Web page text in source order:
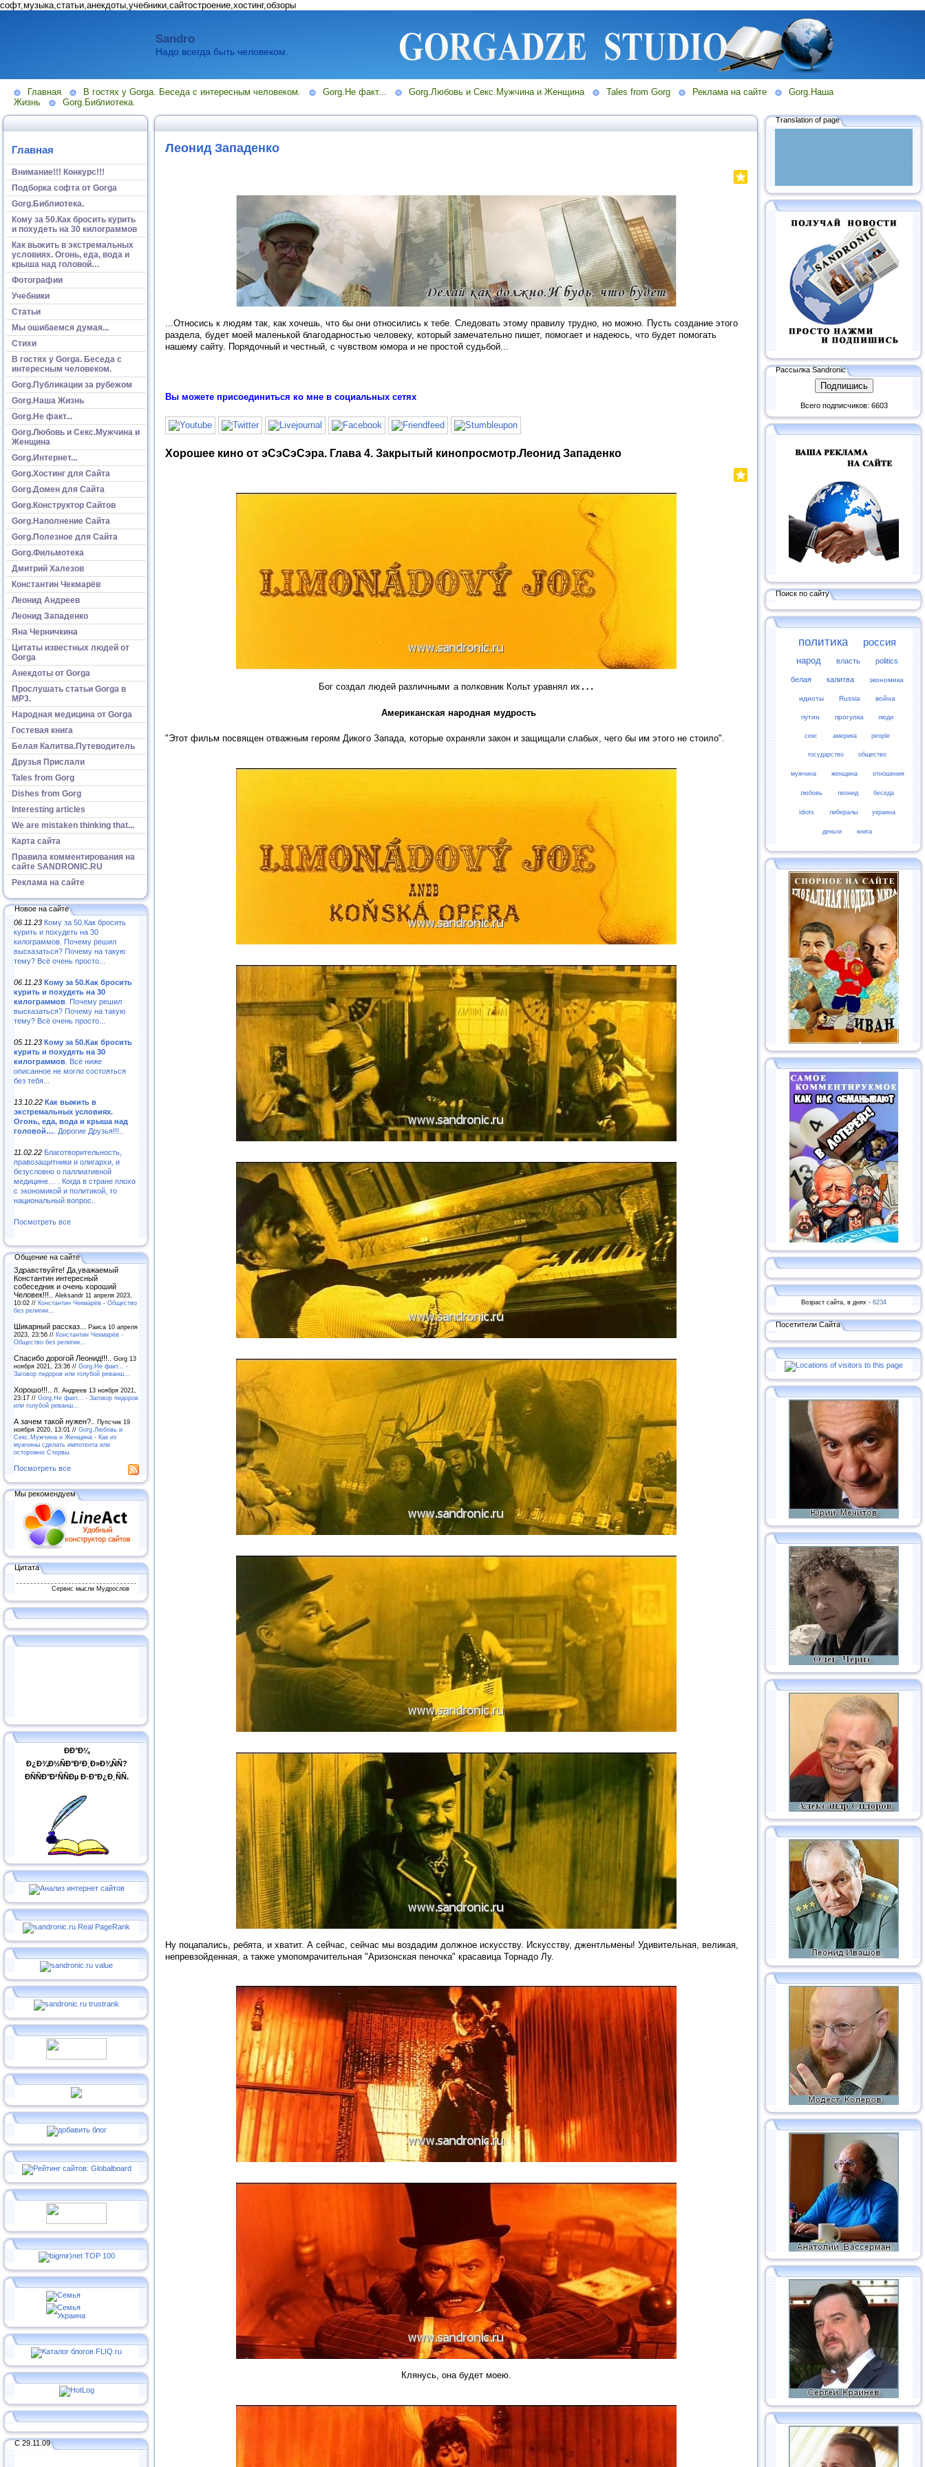
софт,музыка,статьи,анекдоты,учебники,сайтостроение,хостинг,обзоры
Sandro
Надо всегда быть человеком.
Главная В гостях у Gorga. Беседа с интересным человеком. Gorg.Не факт... Gorg.Любовь и Секс.Мужчина и Женщина Tales from Gorg Реклама на сайте
Gorg.Наша
Жизнь
Gorg.Библиотека.
Главная
Внимание!!! Конкурс!!!
Подборка софта от Gorga
Gorg.Библиотека.
Кому за 50.Как бросить курить
и похудеть на 30 килограммов
Как выжить в экстремальных
условиях. Огонь, еда, вода и
крыша над головой…
Фотографии
Учебники
Статьи
Мы ошибаемся думая...
Стихи
В гостях у Gorga. Беседа с
интересным человеком.
Gorg.Публикации за рубежом
Gorg.Наша Жизнь
Gorg.Не факт...
Gorg.Любовь и Секс.Мужчина и
Женщина
Gorg.Интернет...
Gorg.Хостинг для Сайта
Gorg.Домен для Сайта
Gorg.Конструктор Сайтов
Gorg.Наполнение Сайта
Gorg.Полезное для Сайта
Gorg.Фильмотека
Дмитрий Халезов
Константин Чекмарёв
Леонид Андреев
Леонид Западенко
Яна Черничкина
Цитаты известных людей от
Gorga
Анекдоты от Gorga
Прослушать статьи Gorga в
МР3.
Народная медицина от Gorga
Гостевая книга
Белая Калитва.Путеводитель
Друзья Прислали
Tales from Gorg
Dishes from Gorg
Interesting articles
We are mistaken thinking that...
Карта сайта
Правила комментирования на
сайте SANDRONIC.RU
Реклама на сайте
Новое на сайте
06.11.23 Кому за 50.Как бросить
курить и похудеть на 30
килограммов. Почему решил
высказаться? Почему на такую
тему? Всё очень просто...
06.11.23 Кому за 50.Как бросить
курить и похудеть на 30
килограммов . Почему решил
высказаться? Почему на такую
тему? Всё очень просто...
05.11.23 Кому за 50.Как бросить
курить и похудеть на 30
килограммов . Всё ниже
описанное не могло состояться
без тебя...
13.10.22 Как выжить в
экстремальных условиях.
Огонь, еда, вода и крыша над
головой… . Дорогие Друзья!!!..
11.02.22 Благотворительность,
правозащитники и олигархи, и
безусловно о паллиативной
медицине… . Когда в стране плохо
с экономикой и политикой, то
национальный вопрос..
Посмотреть все
Общение на сайте
Здравствуйте! Да,уважаемый
Константин интересный
собеседник и очень хороший
Человек!!!.. Aleksandr 11 апреля 2023,
10:02 // Константин Чекмарёв - Общество
без религии...
Шикарный рассказ... Раиса 10 апреля
2023, 23:56 // Константин Чекмарёв -
Общество без религии...
Спасибо дорогой Леонид!!!.. Gorg 13
ноября 2021, 23:36 // Gorg.Не факт... -
Заговор пидоров или голубой реванш…
Хорошо!!!..
Л. Андреев 13 ноября 2021,
23:17 // Gorg.Не факт... - Заговор пидоров
или голубой реванш…
А зачем такой нужен?.. Пупсчик 19
ноября 2020, 13:01 // Gorg.Любовь и
Секс.Мужчина и Женщина - Как из
мужчины сделать импотента или
осторожно Стервы.
Посмотреть все
Мы рекомендуем
Цитата
Сервис мысли Мудрослов
ÐÐ°Ð¼
Ð¿Ð¾Ð½ÑÐ°Ð²Ð¸Ð»Ð¾ÑÑ?
ÐÑÑÐ°Ð²ÑÑÐµ Ð·Ð°Ð¿Ð¸ÑÑ.
С 29.11.09
Леонид Западенко
...Относись к людям так, как хочешь, что бы они относились к тебе. Следовать этому правилу трудно, но можно. Пусть создание этого
раздела, будет моей маленькой благодарностью человеку, который замечательно пишет, помогает и надеюсь, что будет помогать
нашему сайту. Порядочный и честный, с чувством юмора и не простой судьбой...
Вы можете присоединиться ко мне в социальных сетях
Хорошее кино от эСэСэСэра. Глава 4. Закрытый кинопросмотр.Леонид Западенко
Бог создал людей различными а полковник Кольт уравнял их …
Американская народная мудрость
"Этот фильм посвящен отважным героям Дикого Запада, которые охраняли закон и защищали слабых, чего бы им этого не стоило".
Ну поцапались, ребята, и хватит. А сейчас, сейчас мы воздадим должное искусству. Искусству, джентльмены! Удивительная, великая,
непревзойденная, а также умопомрачительная "Аризонская пеночка" красавица Торнадо Лу.
Клянусь, она будет моею.
Translation of page
Рассылка Sandronic
Всего подписчиков: 6603
Поиск по сайту
политика россия
народ власть politics
белая калитва экономика
идиоты Russia война
путин прогулка люди
секс америка people
государство общество
мужчина женщина отношения
любовь леонид беседа
idiots либералы украина
деньги книга
Возраст сайта, в днях - 6234
Посетители Сайта